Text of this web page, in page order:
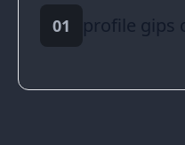
01 profile gips